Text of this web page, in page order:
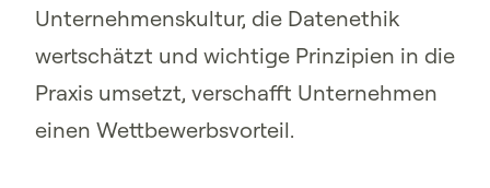
Unternehmenskultur, die Datenethik
wertschätzt und wichtige Prinzipien in die
Praxis umsetzt, verschafft Unternehmen
einen Wettbewerbsvorteil.